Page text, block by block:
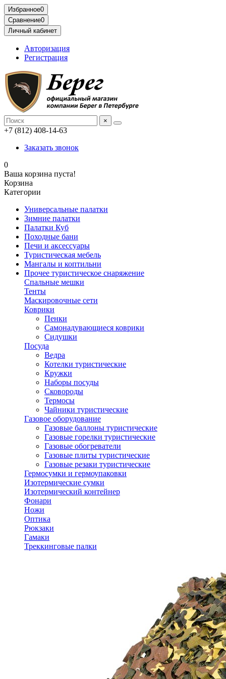
Избранное0
Сравнение0
Личный кабинет
Авторизация
Регистрация
×
+7 (812) 408-14-63
Заказать звонок
0
Ваша корзина пуста!
Корзина
Категории
Универсальные палатки
Зимние палатки
Палатки Куб
Походные бани
Печи и аксессуары
Туристическая мебель
Мангалы и коптильни
Прочее туристическое снаряжение
Спальные мешки
Тенты
Маскировочные сети
Коврики
Пенки
Самонадувающиеся коврики
Сидушки
Посуда
Ведра
Котелки туристические
Кружки
Наборы посуды
Сковороды
Термосы
Чайники туристические
Газовое оборудование
Газовые баллоны туристические
Газовые горелки туристические
Газовые обогреватели
Газовые плиты туристические
Газовые резаки туристические
Гермосумки и гермоупаковки
Изотермические сумки
Изотермический контейнер
Фонари
Ножи
Оптика
Рюкзаки
Гамаки
Треккинговые палки